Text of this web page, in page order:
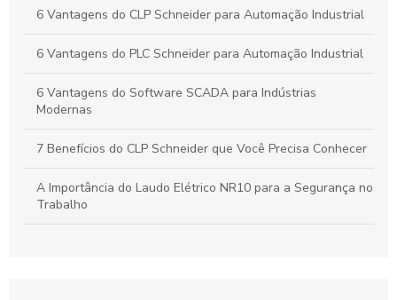
6 Vantagens do CLP Schneider para Automação Industrial
6 Vantagens do PLC Schneider para Automação Industrial
6 Vantagens do Software SCADA para Indústrias
Modernas
7 Benefícios do CLP Schneider que Você Precisa Conhecer
A Importância do Laudo Elétrico NR10 para a Segurança no
Trabalho